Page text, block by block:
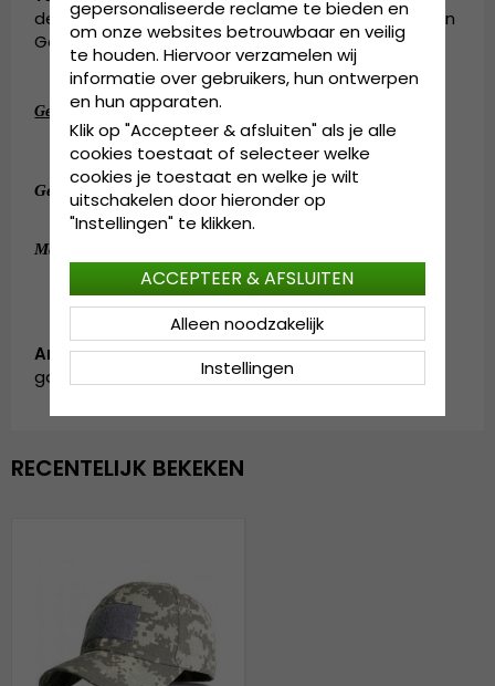
delen van Europa enkele honderden jaar geleden in
Göteborg samenkwamen.
Gedetailleerde informatie:
Gemaakt van 100 procent polyester.
Gemaakt van :100 procent polyester.
Maattabel
Artikelnummer:
garda.camocap.pixel.grey
RECENTELIJK BEKEKEN
gepersonaliseerde reclame te bieden en
om onze websites betrouwbaar en veilig
te houden. Hiervoor verzamelen wij
informatie over gebruikers, hun ontwerpen
en hun apparaten.
Klik op "Accepteer & afsluiten" als je alle
cookies toestaat of selecteer welke
cookies je toestaat en welke je wilt
uitschakelen door hieronder op
"Instellingen" te klikken.
Instellingen
Alleen noodzakelijk
ACCEPTEER & AFSLUITEN